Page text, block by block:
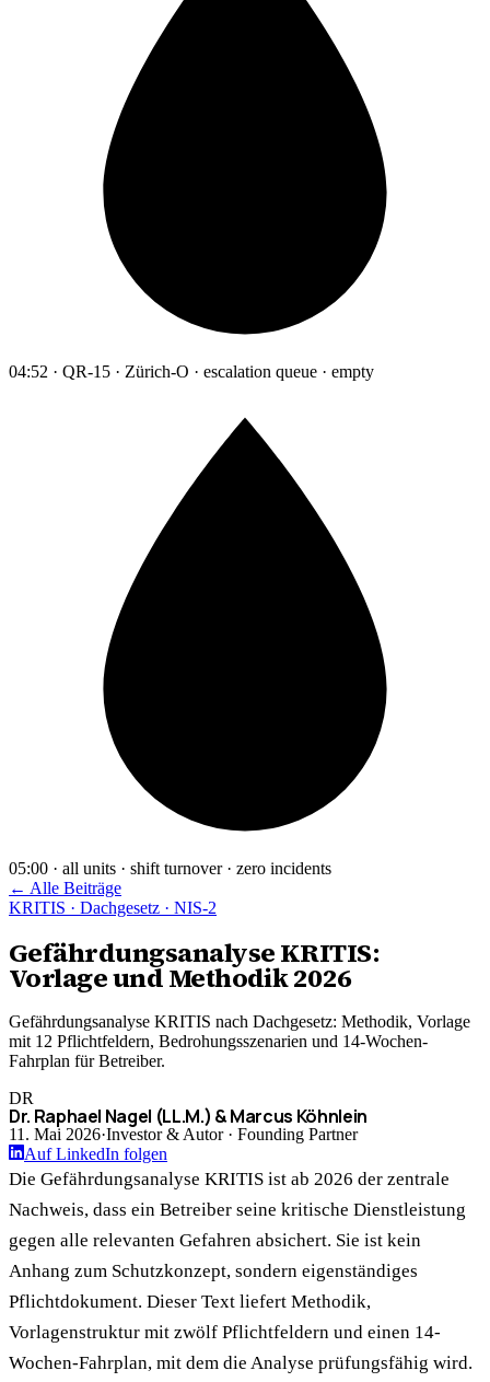
04:52 · QR-15 · Zürich-O · escalation queue · empty
05:00 · all units · shift turnover · zero incidents
← Alle Beiträge
KRITIS · Dachgesetz · NIS-2
Gefährdungsanalyse KRITIS:
Vorlage und Methodik 2026
Gefährdungsanalyse KRITIS nach Dachgesetz: Methodik, Vorlage
mit 12 Pflichtfeldern, Bedrohungsszenarien und 14-Wochen-
Fahrplan für Betreiber.
DR
Dr. Raphael Nagel (LL.M.) & Marcus Köhnlein
11. Mai 2026·Investor & Autor · Founding Partner
Auf LinkedIn folgen
Die Gefährdungsanalyse KRITIS ist ab 2026 der zentrale
Nachweis, dass ein Betreiber seine kritische Dienstleistung
gegen alle relevanten Gefahren absichert. Sie ist kein
Anhang zum Schutzkonzept, sondern eigenständiges
Pflichtdokument. Dieser Text liefert Methodik,
Vorlagenstruktur mit zwölf Pflichtfeldern und einen 14-
Wochen-Fahrplan, mit dem die Analyse prüfungsfähig wird.